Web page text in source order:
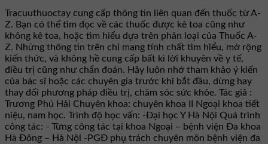
Tracuuthuoctay cung cấp thông tin liên quan đến thuốc từ A-
Z. Bạn có thể tìm đọc về các thuốc được kê toa cũng như
không kê toa, hoặc tìm hiểu dựa trên phân loại của Thuốc A-
Z. Những thông tin trên chỉ mang tính chất tìm hiểu, mở rộng
kiến thức, và không hề cung cấp bất kì lời khuyên về y tế,
điều trị cũng như chẩn đoán. Hãy luôn nhớ tham khảo ý kiến
của bác sĩ hoặc các chuyên gia trước khi bắt đầu, dừng hay
thay đổi phương pháp điều trị, chăm sóc sức khỏe. Tác giả :
Trương Phú Hải Chuyên khoa: chuyên khoa II Ngoại khoa tiết
niệu, nam học. Trình độ học vấn: -Đại học Y Hà Nội Quá trình
công tác: - Từng công tác tại khoa Ngoại – bệnh viện Đa khoa
Hà Đông – Hà Nội -PGĐ phụ trách chuyên môn bệnh viện đa